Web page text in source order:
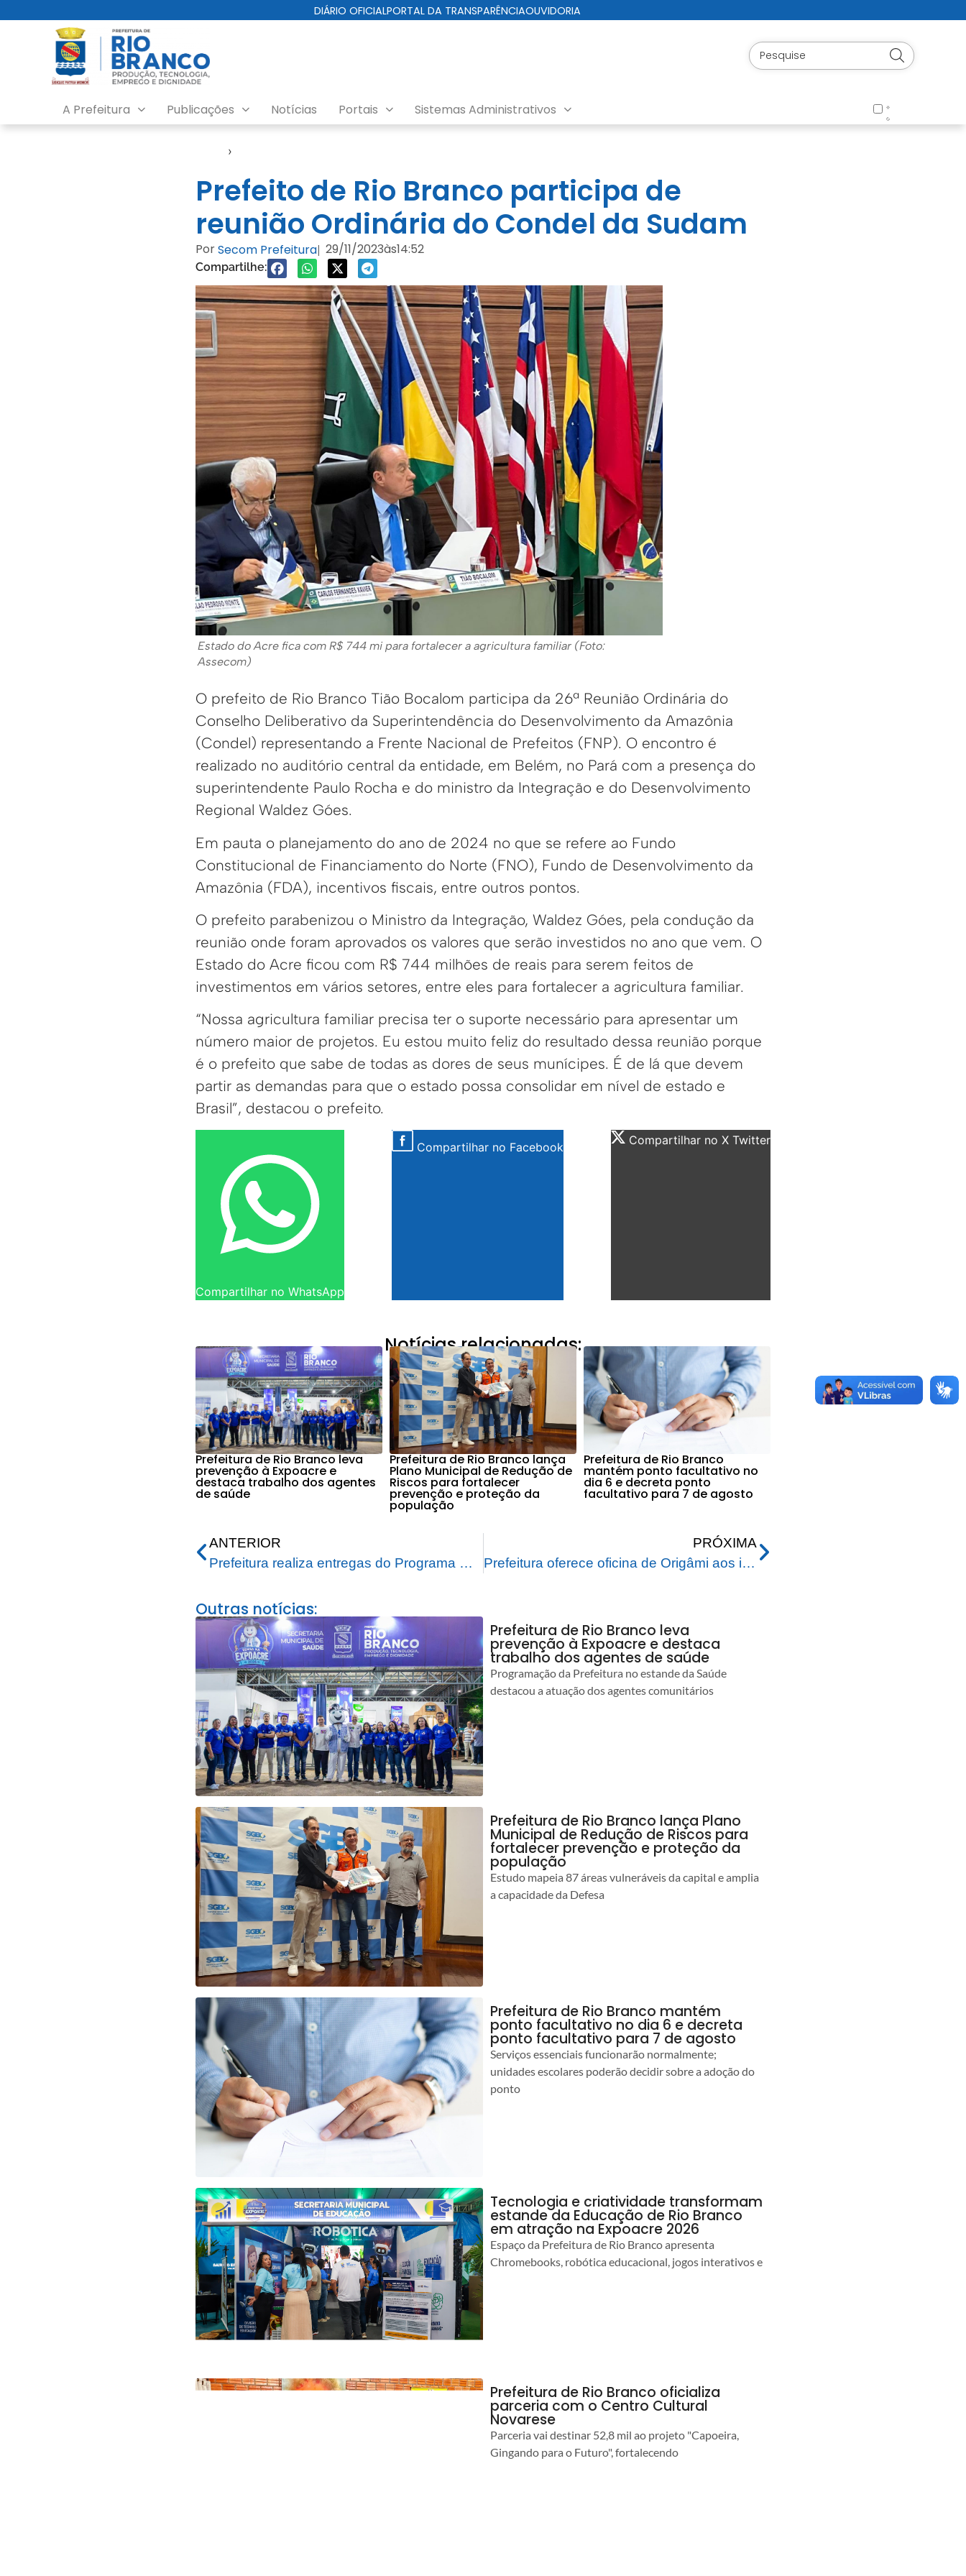
DIÁRIO OFICIALPORTAL DA TRANSPARÊNCIAOUVIDORIA
A Prefeitura Publicações Notícias Portais Sistemas Administrativos
›
Prefeito de Rio Branco participa de
reunião Ordinária do Condel da Sudam
PorSecom Prefeitura| 29/11/2023às14:52
Compartilhe:
Estado do Acre fica com R$ 744 mi para fortalecer a agricultura familiar (Foto:
Assecom)
O prefeito de Rio Branco Tião Bocalom participa da 26ª Reunião Ordinária do
Conselho Deliberativo da Superintendência do Desenvolvimento da Amazônia
(Condel) representando a Frente Nacional de Prefeitos (FNP). O encontro é
realizado no auditório central da entidade, em Belém, no Pará com a presença do
superintendente Paulo Rocha e do ministro da Integração e do Desenvolvimento
Regional Waldez Góes.
Em pauta o planejamento do ano de 2024 no que se refere ao Fundo
Constitucional de Financiamento do Norte (FNO), Fundo de Desenvolvimento da
Amazônia (FDA), incentivos fiscais, entre outros pontos.
O prefeito parabenizou o Ministro da Integração, Waldez Góes, pela condução da
reunião onde foram aprovados os valores que serão investidos no ano que vem. O
Estado do Acre ficou com R$ 744 milhões de reais para serem feitos de
investimentos em vários setores, entre eles para fortalecer a agricultura familiar.
“Nossa agricultura familiar precisa ter o suporte necessário para apresentar um
número maior de projetos. Eu estou muito feliz do resultado dessa reunião porque
é o prefeito que sabe de todas as dores de seus munícipes. É de lá que devem
partir as demandas para que o estado possa consolidar em nível de estado e
Brasil”, destacou o prefeito.
Compartilhar no WhatsApp
Compartilhar no Facebook Compartilhar no X Twitter
Notícias relacionadas:
Prefeitura de Rio Branco leva
prevenção à Expoacre e
destaca trabalho dos agentes
de saúde
Prefeitura de Rio Branco lança
Plano Municipal de Redução de
Riscos para fortalecer
prevenção e proteção da
população
Prefeitura de Rio Branco
mantém ponto facultativo no
dia 6 e decreta ponto
facultativo para 7 de agosto
ANTERIOR
Prefeitura realiza entregas do Programa Recomeço para Famílias no bairro Ayrton Sena
PRÓXIMA
Prefeitura oferece oficina de Origâmi aos idosos do Cras Novo Horizonte, no Horto Florestal
Outras notícias:
Prefeitura de Rio Branco leva
prevenção à Expoacre e destaca
trabalho dos agentes de saúde
Programação da Prefeitura no estande da Saúde
destacou a atuação dos agentes comunitários
Prefeitura de Rio Branco lança Plano
Municipal de Redução de Riscos para
fortalecer prevenção e proteção da
população
Estudo mapeia 87 áreas vulneráveis da capital e amplia
a capacidade da Defesa
Prefeitura de Rio Branco mantém
ponto facultativo no dia 6 e decreta
ponto facultativo para 7 de agosto
Serviços essenciais funcionarão normalmente;
unidades escolares poderão decidir sobre a adoção do
ponto
Tecnologia e criatividade transformam
estande da Educação de Rio Branco
em atração na Expoacre 2026
Espaço da Prefeitura de Rio Branco apresenta
Chromebooks, robótica educacional, jogos interativos e
Prefeitura de Rio Branco oficializa
parceria com o Centro Cultural
Novarese
Parceria vai destinar 52,8 mil ao projeto "Capoeira,
Gingando para o Futuro", fortalecendo